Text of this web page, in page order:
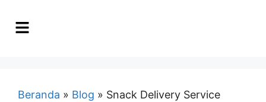
Beranda » Blog » Snack Delivery Service